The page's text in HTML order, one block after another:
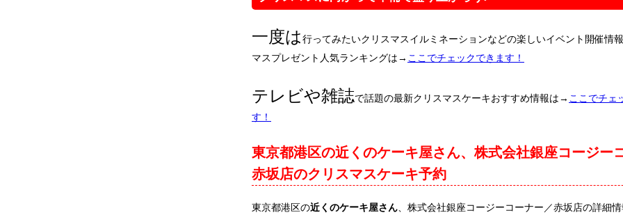
一度は行ってみたいクリスマスイルミネーションなどの楽しいイベント開催情
マスプレゼント人気ランキングは→ ここでチェックできます！
テレビや雑誌で話題の最新クリスマスケーキおすすめ情報は→ ここでチェ
す！
東京都港区の近くのケーキ屋さん、株式会社銀座コージー
赤坂店のクリスマスケーキ予約
東京都港区の近くのケーキ屋さん 、株式会社銀座コージーコーナー／赤坂店の詳細